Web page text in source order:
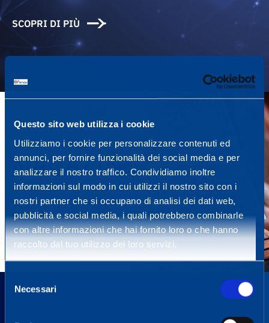
Questo sito web utilizza i cookie
Utilizziamo i cookie per personalizzare contenuti ed
annunci, per fornire funzionalità dei social media e per
analizzare il nostro traffico. Condividiamo inoltre
informazioni sul modo in cui utilizzi il nostro sito con i
nostri partner che si occupano di analisi dei dati web,
pubblicità e social media, i quali potrebbero combinarle
con altre informazioni che hai fornito loro o che hanno
raccolto dal tuo utilizzo dei loro servizi.
delNecessari
SCOPRI DI PIÙ
MAGAZINE
SCOPRI DI PIÙ